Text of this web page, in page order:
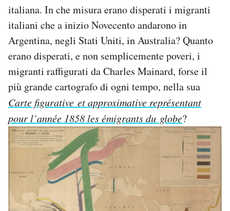
italiana. In che misura erano disperati i migranti
italiani che a inizio Novecento andarono in
Argentina, negli Stati Uniti, in Australia? Quanto
erano disperati, e non semplicemente poveri, i
migranti raffigurati da Charles Mainard, forse il
più grande cartografo di ogni tempo, nella sua
Carte figurative et approximative représentant
pour l’année 1858 les émigrants du globe?